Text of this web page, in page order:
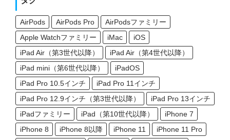
AirPods AirPods Pro
AirPodsファミリー
Apple Watchファミリー
iMac
iOS
iPad Air（第3世代以降）
iPad Air（第4世代以降）
iPad mini（第6世代以降）
iPadOS
iPad Pro 10.5インチ
iPad Pro 11インチ
iPad Pro 12.9インチ（第3世代以降）
iPad Pro 13インチ
iPadファミリー
iPad（第10世代以降）
iPhone 7
iPhone 8
iPhone 8以降 iPhone 11
iPhone 11 Pro